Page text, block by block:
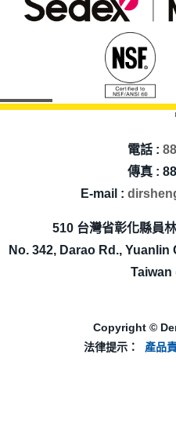
電話 :
傳真 :
E-mail :
510 台灣省彰化縣員
No. 342, Darao Rd.,
Taiwan
Copyright ©
法律提示：
產品